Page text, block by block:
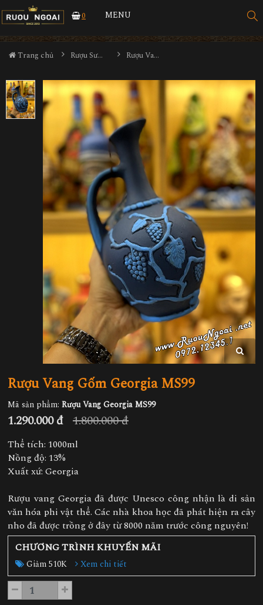
0 MENU
Trang chủ Rượu Sưu Tầm - Nga Rượu Vang Gốm Georgia MS99
Rượu Vang Gốm Georgia MS99
Mã sản phẩm: Rượu Vang Georgia MS99
1.290.000 đ 1.800.000 đ
Thể tích: 1000ml
Nồng độ: 13%
Xuất xứ: Georgia
Rượu vang Georgia đã được Unesco công nhận là di sản
văn hóa phi vật thể. Các nhà khoa học đã phát hiện ra cây
nho đã được trồng ở đây từ 8000 năm trước công nguyên!
CHƯƠNG TRÌNH KHUYẾN MÃI
Giảm 510K Xem chi tiết